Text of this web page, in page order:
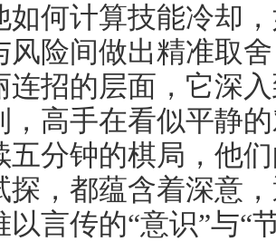
如何计算技能冷却
风险间做出精准取
连招的层面，它深
，高手在看似平静
五分钟的棋局，他
探，都蕴含着深意
以言传的“意识”与“